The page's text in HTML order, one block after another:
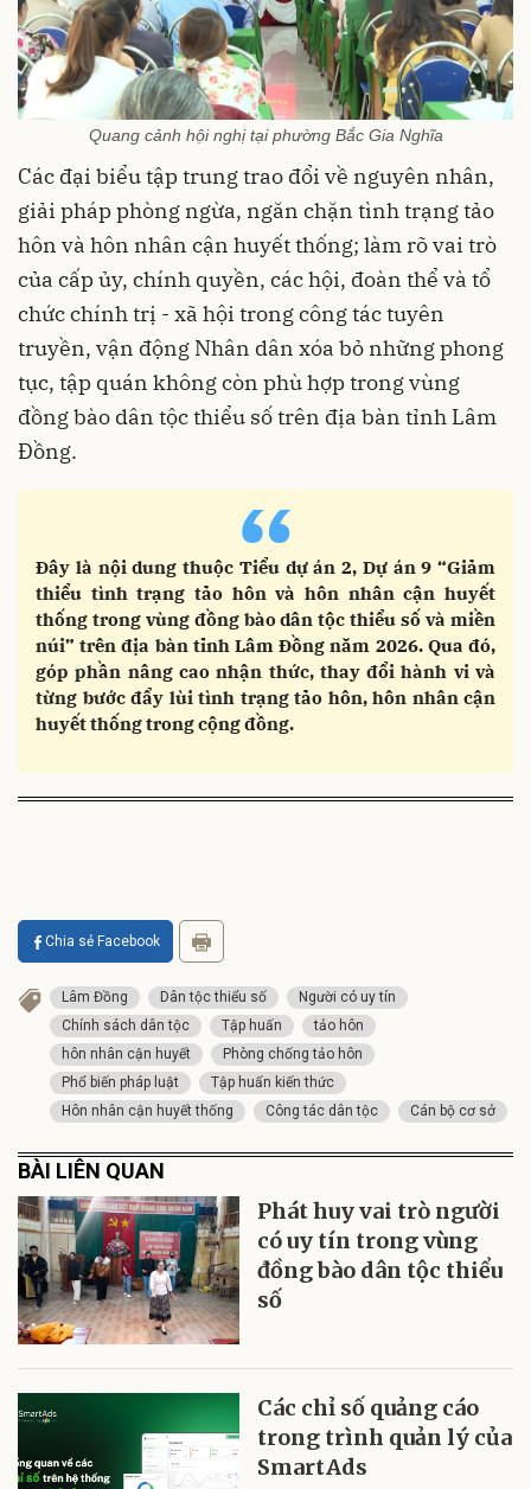
Quang cảnh hội nghị tại phường Bắc Gia Nghĩa
Các đại biểu tập trung trao đổi về nguyên nhân,
giải pháp phòng ngừa, ngăn chặn tình trạng tảo
hôn và hôn nhân cận huyết thống; làm rõ vai trò
của cấp ủy, chính quyền, các hội, đoàn thể và tổ
chức chính trị - xã hội trong công tác tuyên
truyền, vận động Nhân dân xóa bỏ những phong
tục, tập quán không còn phù hợp trong vùng
đồng bào dân tộc thiểu số trên địa bàn tỉnh Lâm
Đồng.
“
Đây là nội dung thuộc Tiểu dự án 2, Dự án 9 “Giảm
thiểu tình trạng tảo hôn và hôn nhân cận huyết
thống trong vùng đồng bào dân tộc thiểu số và miền
núi” trên địa bàn tỉnh Lâm Đồng năm 2026. Qua đó,
góp phần nâng cao nhận thức, thay đổi hành vi và
từng bước đẩy lùi tình trạng tảo hôn, hôn nhân cận
huyết thống trong cộng đồng.
Chia sẻ Facebook
Lâm Đồng Dân tộc thiểu số
Người có uy tín
Chính sách dân tộc
Tập huấn
tảo hôn
hôn nhân cận huyết
Phòng chống tảo hôn
Phổ biến pháp luật
Tập huấn kiến thức
Hôn nhân cận huyết thống
Công tác dân tộc Cán bộ cơ sở
BÀI LIÊN QUAN
Phát huy vai trò người
có uy tín trong vùng
đồng bào dân tộc thiểu
số
Các chỉ số quảng cáo
trong trình quản lý của
SmartAds